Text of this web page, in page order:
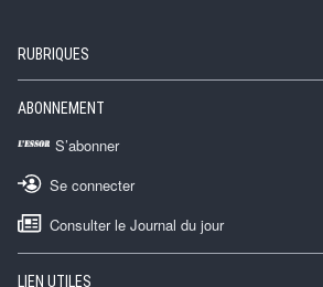
RUBRIQUES
ABONNEMENT
S’abonner
Se connecter
Consulter le Journal du jour
LIEN UTILES